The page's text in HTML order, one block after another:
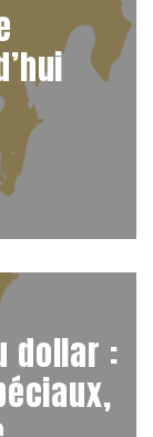
dollar :